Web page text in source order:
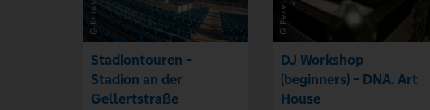
Stadiontouren -
Stadion an der
Gellertstraße
DJ Workshop
(beginners) - DNA. Art
House